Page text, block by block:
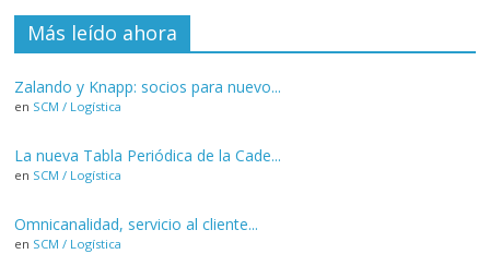
Más leído ahora
Zalando y Knapp: socios para nuevo...
en SCM / Logística
La nueva Tabla Periódica de la Cade...
en SCM / Logística
Omnicanalidad, servicio al cliente...
en SCM / Logística